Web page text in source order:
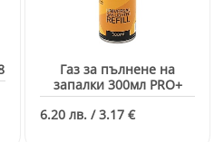
Газ за пълнене на
запалки 300мл PRO+
6.20 лв. / 3.17 €